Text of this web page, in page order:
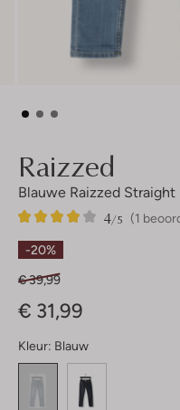
Raizzed
Blauwe Raizzed Straight
(1
4/5
1
4
Sterren
-20%
€ 39,99
€ 31,99
Kleur: Blauw